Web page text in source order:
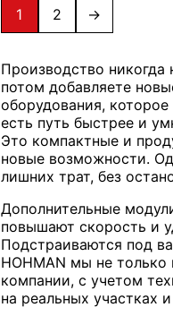
1 2 →
Производство
потом добавляете
оборудования,
есть путь быстрее и
Это компактные и
новые возможности.
лишних трат, без
Дополнительные
повышают скорость и
Подстраиваются под
HOHMAN мы не
компании, с учетом
на реальных участках